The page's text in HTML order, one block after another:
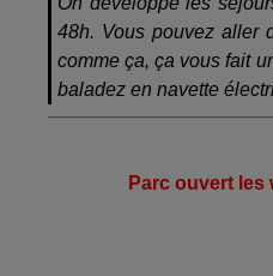
48h. Vous pouvez aller
comme ça, ça vous fait
baladez en navette
Parc ouvert